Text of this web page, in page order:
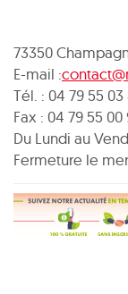
73350
E-mail :
Tél. : 04 79 55 03
Fax : 04 79 55 00
Du Lundi au
Fermeture le